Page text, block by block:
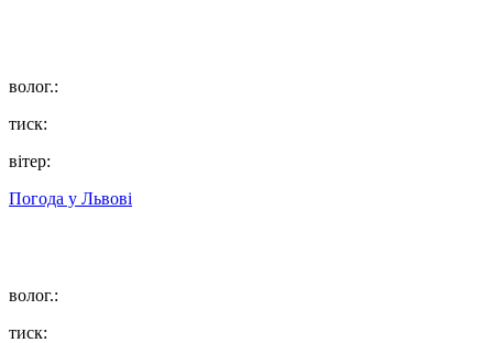
волог.:
тиск:
вітер:
Погода у Львові
волог.:
тиск: